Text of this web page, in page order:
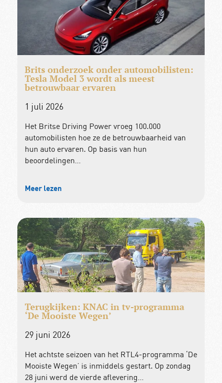
Brits onderzoek onder automobilisten:
Tesla Model 3 wordt als meest
betrouwbaar ervaren
1 juli 2026
Het Britse Driving Power vroeg 100.000
automobilisten hoe ze de betrouwbaarheid van
hun auto ervaren. Op basis van hun
beoordelingen…
Meer lezen
Terugkijken: KNAC in tv-programma
‘De Mooiste Wegen’
29 juni 2026
Het achtste seizoen van het RTL4-programma ‘De
Mooiste Wegen’ is inmiddels gestart. Op zondag
28 juni werd de vierde aflevering…